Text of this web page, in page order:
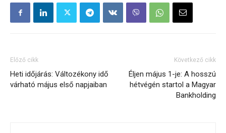
Előző cikk
Heti időjárás: Változékony idő
várható május első napjaiban
Következő cikk
Éljen május 1-je: A hosszú
hétvégén startol a Magyar
Bankholding